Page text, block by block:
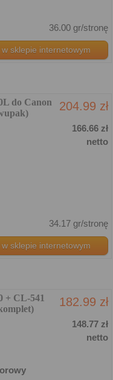
36.00 gr/stronę
w sklepie internetowym
do Canon
204.99 zł
166.66 zł
netto
34.17 gr/stronę
w sklepie internetowym
+ CL-541
182.99 zł
148.77 zł
netto